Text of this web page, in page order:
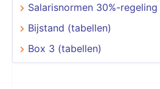
Salarisnormen 30%-
Bijstand (tabellen)
Box 3 (tabellen)